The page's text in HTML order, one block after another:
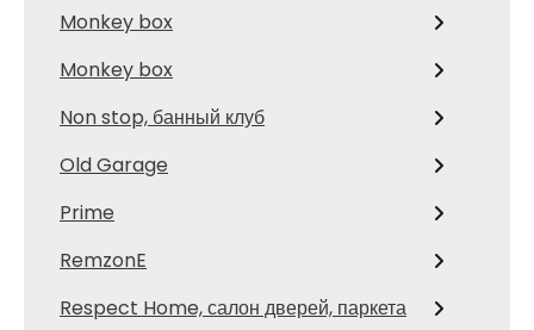
Monkey box
Monkey box
Non stop, банный клуб
Old Garage
Prime
RemzonE
Respect Home, салон дверей, паркета